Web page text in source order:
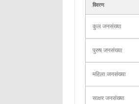
विवरण
कुल जनसंख्या
पुरुष जनसंख्या
महिला जनसंख्या
साक्षर जनसंख्या